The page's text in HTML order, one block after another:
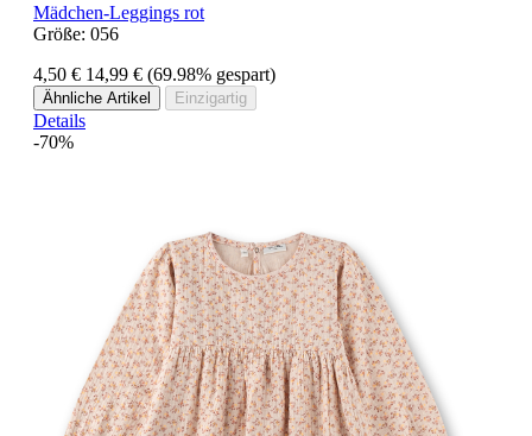
Mädchen-Leggings rot
Größe: 056
4,50 € 14,99 € (69.98% gespart)
Ähnliche Artikel Einzigartig
Details
-70%